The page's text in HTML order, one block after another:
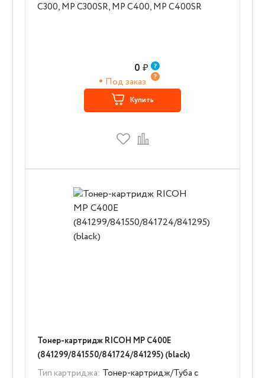
C300, MP C300SR, MP C400, MP C400SR
0 ₽
Под заказ
Купить
Тонер-картридж RICOH MP C400E
(841299/841550/841724/841295) (black)
Тип картриджа: Тонер-картридж/Туба с